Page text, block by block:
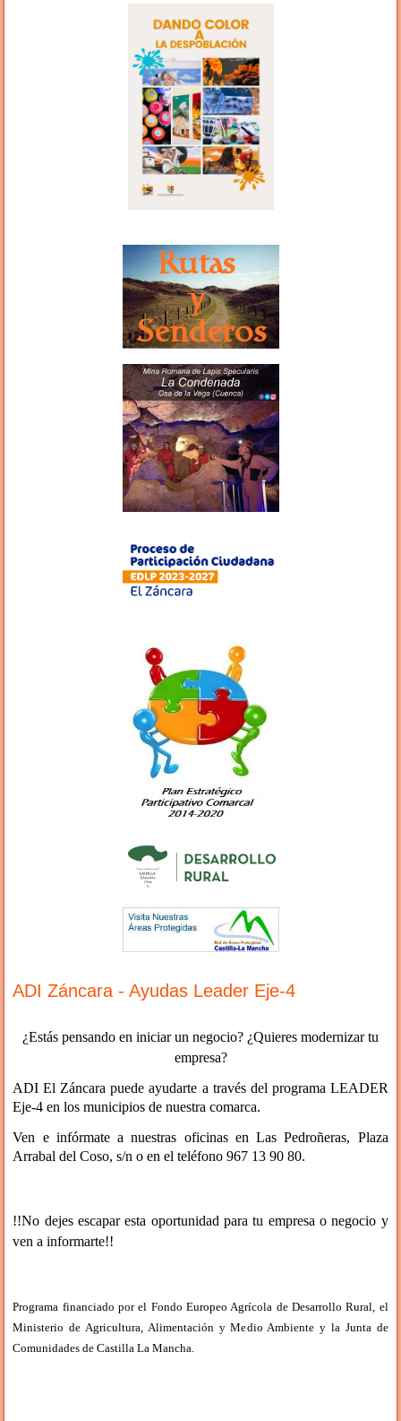
ADI Záncara - Ayudas Leader Eje-4
¿Estás pensando en iniciar un negocio? ¿Quieres modernizar tu
empresa?
ADI El Záncara puede ayudarte a través del programa LEADER
Eje-4 en los municipios de nuestra comarca.
Ven e infórmate a nuestras oficinas en Las Pedroñeras, Plaza
Arrabal del Coso, s/n o en el teléfono 967 13 90 80.
!!No dejes escapar esta oportunidad para tu empresa o negocio y
ven a informarte!!
Programa financiado por el Fondo Europeo Agrícola de Desarrollo Rural, el
Ministerio de Agricultura, Alimentación y Medio Ambiente y la Junta de
Comunidades de Castilla La Mancha.